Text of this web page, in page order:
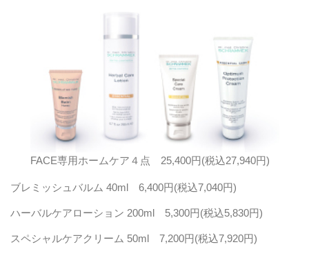
FACE専用ホームケア４点 25,400円(税込27,940円)
ブレミッシュバルム 40ml 6,400円(税込7,040円)
ハーバルケアローション 200ml 5,300円(税込5,830円)
スペシャルケアクリーム 50ml 7,200円(税込7,920円)